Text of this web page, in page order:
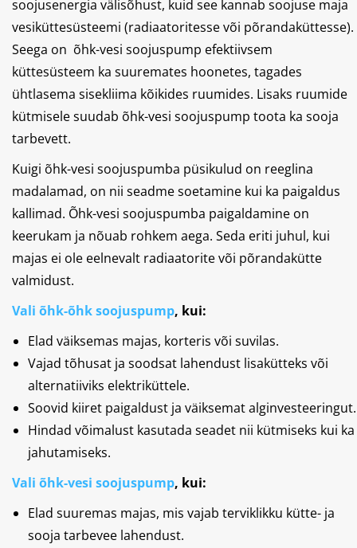
soojusenergia välisõhust, kuid see kannab soojuse maja
vesiküttesüsteemi (radiaatoritesse või põrandaküttesse).
Seega on õhk-vesi soojuspump efektiivsem
küttesüsteem ka suuremates hoonetes, tagades
ühtlasema sisekliima kõikides ruumides. Lisaks ruumide
kütmisele suudab õhk-vesi soojuspump toota ka sooja
tarbevett.
Kuigi õhk-vesi soojuspumba püsikulud on reeglina
madalamad, on nii seadme soetamine kui ka paigaldus
kallimad. Õhk-vesi soojuspumba paigaldamine on
keerukam ja nõuab rohkem aega. Seda eriti juhul, kui
majas ei ole eelnevalt radiaatorite või põrandakütte
valmidust.
Vali õhk-õhk soojuspump, kui:
Elad väiksemas majas, korteris või suvilas.
Vajad tõhusat ja soodsat lahendust lisakütteks või
alternatiiviks elektriküttele.
Soovid kiiret paigaldust ja väiksemat alginvesteeringut.
Hindad võimalust kasutada seadet nii kütmiseks kui ka
jahutamiseks.
Vali õhk-vesi soojuspump, kui:
Elad suuremas majas, mis vajab terviklikku kütte- ja
sooja tarbevee lahendust.